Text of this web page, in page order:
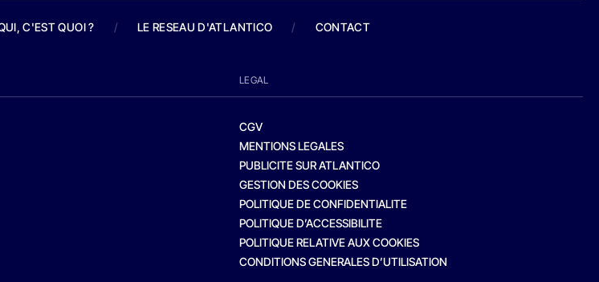
C'EST QUOI ? / LE RESEAU D'ATLANTICO / CONTACT
LEGAL
CGV
MENTIONS LEGALES
PUBLICITE SUR ATLANTICO
GESTION DES COOKIES
POLITIQUE DE CONFIDENTIALITE
POLITIQUE D’ACCESSIBILITE
POLITIQUE RELATIVE AUX COOKIES
CONDITIONS GENERALES D’UTILISATION